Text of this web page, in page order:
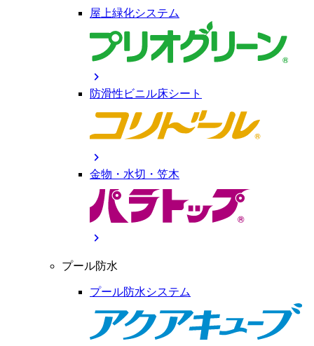
屋上緑化システム
chevron_right
防滑性ビニル床シート
chevron_right
金物・水切・笠木
chevron_right
プール防水
プール防水システム